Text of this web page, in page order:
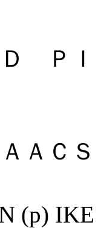
Ｄ Ｐ
ＡＣ
(p)